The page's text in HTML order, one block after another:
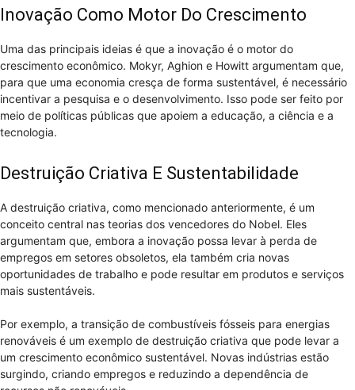
Inovação Como Motor Do Crescimento
Uma das principais ideias é que a inovação é o motor do
crescimento econômico. Mokyr, Aghion e Howitt argumentam que,
para que uma economia cresça de forma sustentável, é necessário
incentivar a pesquisa e o desenvolvimento. Isso pode ser feito por
meio de políticas públicas que apoiem a educação, a ciência e a
tecnologia.
Destruição Criativa E Sustentabilidade
A destruição criativa, como mencionado anteriormente, é um
conceito central nas teorias dos vencedores do Nobel. Eles
argumentam que, embora a inovação possa levar à perda de
empregos em setores obsoletos, ela também cria novas
oportunidades de trabalho e pode resultar em produtos e serviços
mais sustentáveis.
Por exemplo, a transição de combustíveis fósseis para energias
renováveis é um exemplo de destruição criativa que pode levar a
um crescimento econômico sustentável. Novas indústrias estão
surgindo, criando empregos e reduzindo a dependência de